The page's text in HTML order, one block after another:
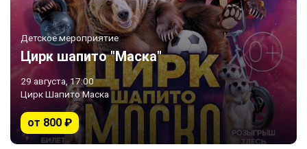
Детское мероприятие
Цирк шапито "Маска"
29 августа, 17:00
Цирк Шапито Маска
от 800 ₽